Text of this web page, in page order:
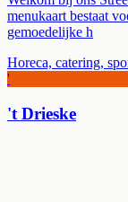
menukaart bestaat
gemoedelijke h
Horeca, catering,
'
't Drieske